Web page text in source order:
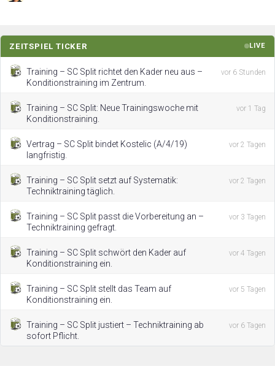
ZEITSPIEL TICKER LIVE
Training – SC Split richtet den Kader neu aus –
Konditionstraining im Zentrum.
vor 6 Stunden
Training – SC Split: Neue Trainingswoche mit
Konditionstraining.
vor 1 Tag
Vertrag – SC Split bindet Kostelic (A/4/19)
langfristig.
vor 2 Tagen
Training – SC Split setzt auf Systematik:
Techniktraining täglich.
vor 2 Tagen
Training – SC Split passt die Vorbereitung an –
Techniktraining gefragt.
vor 3 Tagen
Training – SC Split schwört den Kader auf
Konditionstraining ein.
vor 4 Tagen
Training – SC Split stellt das Team auf
Konditionstraining ein.
vor 5 Tagen
Training – SC Split justiert – Techniktraining ab
sofort Pflicht.
vor 6 Tagen